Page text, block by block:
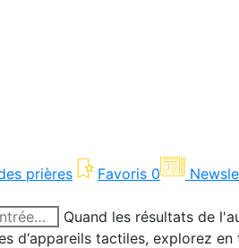
prières Favoris 0
Quand les résultats de
d‘appareils tactiles, explorez